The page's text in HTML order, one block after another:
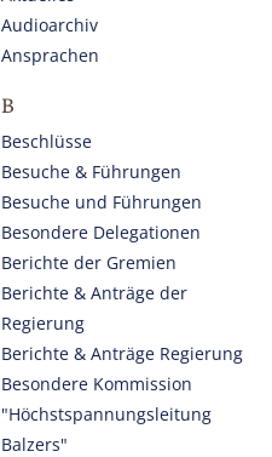
Audioarchiv
Ansprachen
B
Beschlüsse
Besuche & Führungen
Besuche und Führungen
Besondere Delegationen
Berichte der Gremien
Berichte & Anträge der
Regierung
Berichte & Anträge Regierung
Besondere Kommission
"Höchstspannungsleitung
Balzers"